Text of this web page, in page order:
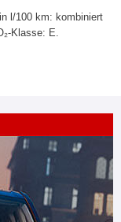
l/100 km: kombiniert
Klasse: E.